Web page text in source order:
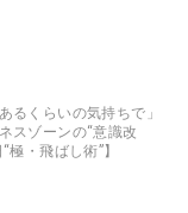
るくらいの気持ちで」
スゾーンの“意識改
極・飛ばし術”】